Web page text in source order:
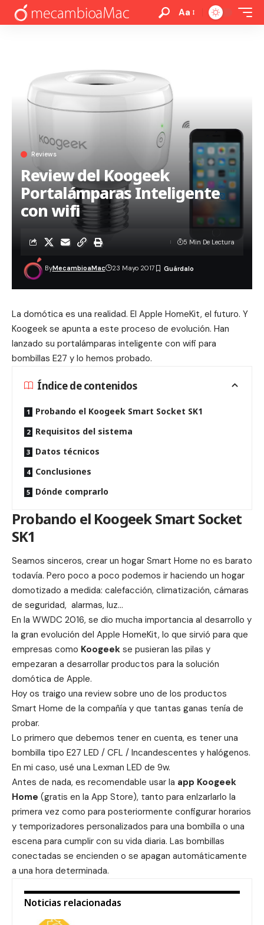
Aa
Reviews
Review del Koogeek
Portalámparas Inteligente
con wifi
ByMecambioaMac 23 Mayo 2017
5 Min De Lectura
La domótica es una realidad. El Apple HomeKit, el futuro. Y
Koogeek se apunta a este proceso de evolución. Han
lanzado su portalámparas inteligente con wifi para
bombillas E27 y lo hemos probado.
Índice de contenidos
Probando el Koogeek Smart Socket SK1
Requisitos del sistema
Datos técnicos
Conclusiones
Dónde comprarlo
Probando el Koogeek Smart Socket
SK1
Seamos sinceros, crear un hogar Smart Home no es barato
todavía. Pero poco a poco podemos ir haciendo un hogar
domotizado a medida: calefacción, climatización, cámaras
de seguridad, alarmas, luz…
En la WWDC 2016, se dio mucha importancia al desarrollo y
la gran evolución del Apple HomeKit, lo que sirvió para que
empresas como Koogeek se pusieran las pilas y
empezaran a desarrollar productos para la solución
domótica de Apple.
Hoy os traigo una review sobre uno de los productos
Smart Home de la compañía y que tantas ganas tenía de
probar.
Lo primero que debemos tener en cuenta, es tener una
bombilla tipo E27 LED / CFL / Incandescentes y halógenos.
En mi caso, usé una Lexman LED de 9w.
Antes de nada, es recomendable usar la app Koogeek
Home (gratis en la App Store), tanto para enlzarlarlo la
primera vez como para posteriormente configurar horarios
y temporizadores personalizados para una bombilla o una
escena para cumplir con su vida diaria. Las bombillas
conectadas se encienden o se apagan automáticamente
a una hora determinada.
Noticias relacionadas